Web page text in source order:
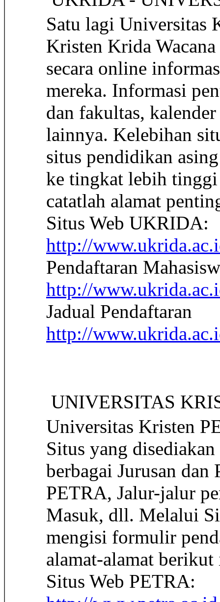
Satu lagi Universitas
Kristen Krida
secara online
mereka. Informasi
dan fakultas,
lainnya. Kelebihan
situs pendidikan
ke tingkat lebih
catatlah alamat
Situs Web UKRIDA:
http://
Pendaftaran
http://
Jadual Pendaftaran
http://
UNIVERSITAS
Universitas Kristen
Situs yang
berbagai Jurusan
PETRA, Jalur-jalur
Masuk, dll. Melalui
mengisi formulir
alamat-alamat
Situs Web PETRA: